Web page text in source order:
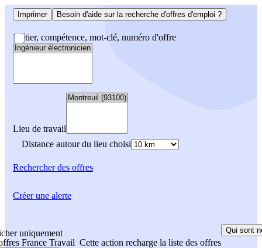
Imprimer Besoin d'aide sur la recherche d'offres d'emploi ?
Métier, compétence, mot-clé, numéro d'offre
Lieu de travail
Distance autour du lieu choisi
Rechercherdes offres
uniquement
France Travail Cette action recharge la liste des offres
Qui sont
Créer une alerte